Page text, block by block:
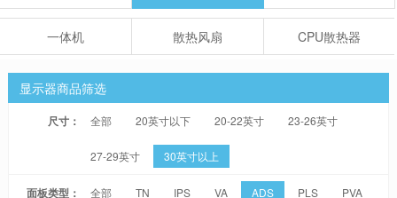
一体机 散热风扇 CPU散热器
显示器商品筛选
尺寸： 全部 20英寸以下 20-22英寸 23-26英寸
27-29英寸 30英寸以上
面板类型： 全部 TN IPS VA ADS PLS PVA